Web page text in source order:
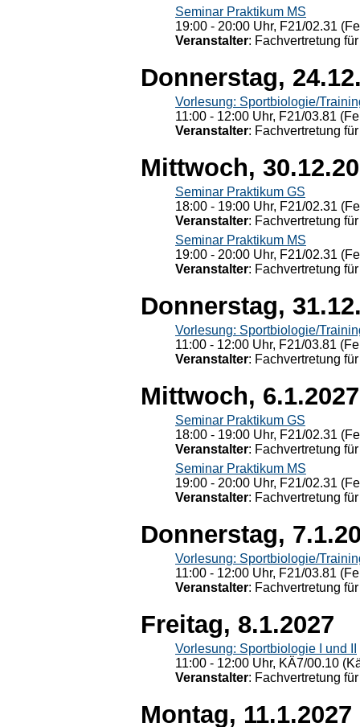
Seminar Praktikum MS
19:00 - 20:00 Uhr, F21/02.31
Veranstalter: Fachvertretung
Donnerstag,
Vorlesung: Sportbiologie/
11:00 - 12:00 Uhr, F21/03.81
Veranstalter: Fachvertretung
Mittwoch,
Seminar Praktikum GS
18:00 - 19:00 Uhr, F21/02.31
Veranstalter: Fachvertretung
Seminar Praktikum MS
19:00 - 20:00 Uhr, F21/02.31
Veranstalter: Fachvertretung
Donnerstag,
Vorlesung: Sportbiologie/
11:00 - 12:00 Uhr, F21/03.81
Veranstalter: Fachvertretung
Mittwoch, 6.1.2027
Seminar Praktikum GS
18:00 - 19:00 Uhr, F21/02.31
Veranstalter: Fachvertretung
Seminar Praktikum MS
19:00 - 20:00 Uhr, F21/02.31
Veranstalter: Fachvertretung
Donnerstag,
Vorlesung: Sportbiologie/
11:00 - 12:00 Uhr, F21/03.81
Veranstalter: Fachvertretung
Freitag, 8.1.2027
Vorlesung: Sportbiologie I und II
11:00 - 12:00 Uhr, KÄ7/00.10
Veranstalter: Fachvertretung
Montag, 11.1.2027